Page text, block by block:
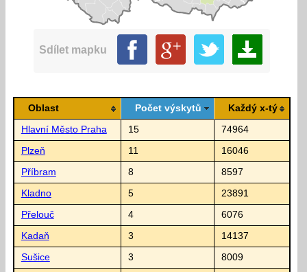
Sdílet mapku
Oblast Počet výskytů Každý x-tý
Hlavní Město Praha 15 74964
Plzeň 11 16046
Příbram 8 8597
Kladno 5 23891
Přelouč 4 6076
Kadaň 3 14137
Sušice 3 8009